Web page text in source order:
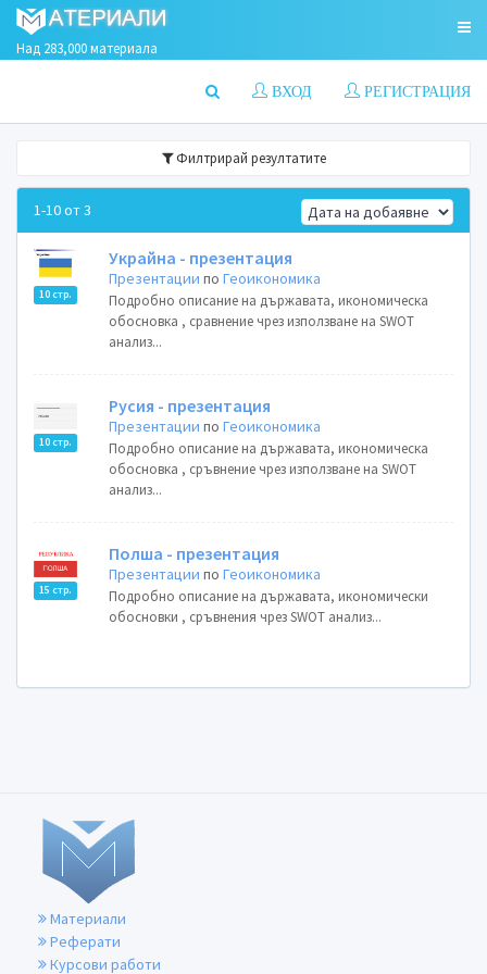
Над 283,000 материала
РЕГИСТРАЦИЯ
ВХОД
Филтрирай резултатите
1-10 от 3
10 стр.
Украйна - презентация
Презентации поГеоикономика
Подробно описание на държавата, икономическа
обосновка , сравнение чрез използване на SWOT
анализ...
10 стр.
Русия - презентация
Презентации поГеоикономика
Подробно описание на държавата, икономическа
обосновка , сръвнение чрез използване на SWOT
анализ...
15 стр.
Полша - презентация
Презентации поГеоикономика
Подробно описание на държавата, икономически
обосновки , сръвнения чрез SWOT анализ...
Материали
Реферати
Курсови работи